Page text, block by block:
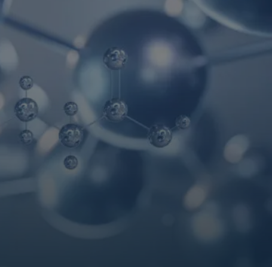
Tipi di
stitichezza